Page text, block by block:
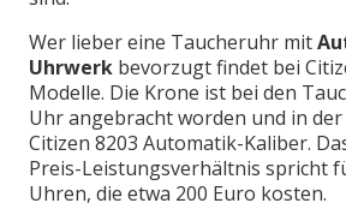
Wer lieber eine Taucheruhr mit
Uhrwerk bevorzugt findet bei
Modelle. Die Krone ist bei den
Uhr angebracht worden und in
Citizen 8203 Automatik-Kaliber.
Preis-Leistungsverhältnis spricht
Uhren, die etwa 200 Euro kosten.